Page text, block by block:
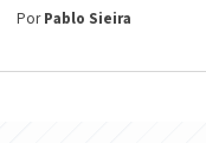
PorPablo Sieira